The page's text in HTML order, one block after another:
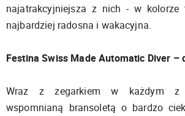
najatrakcyjniejsza z nich - w kolorze
najbardziej radosna i wakacyjna.
Festina Swiss Made Automatic Diver –
Wraz z zegarkiem w każdym z
wspomnianą bransoletą o bardzo